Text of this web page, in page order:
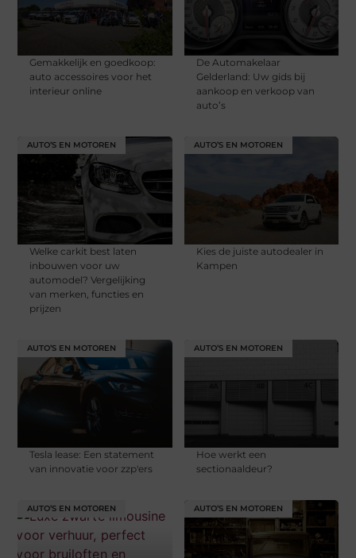
Gemakkelijk en goedkoop:
auto accessoires voor het
interieur online
De Automakelaar
Gelderland: Uw gids bij
aankoop en verkoop van
auto’s
AUTO’S EN MOTOREN
Welke carkit best laten
inbouwen voor uw
automodel? Vergelijking
van merken, functies en
prijzen
AUTO’S EN MOTOREN
Kies de juiste autodealer in
Kampen
AUTO’S EN MOTOREN
Tesla lease: Een statement
van innovatie voor zzp'ers
AUTO’S EN MOTOREN
Hoe werkt een
sectionaaldeur?
AUTO’S EN MOTOREN AUTO’S EN MOTOREN